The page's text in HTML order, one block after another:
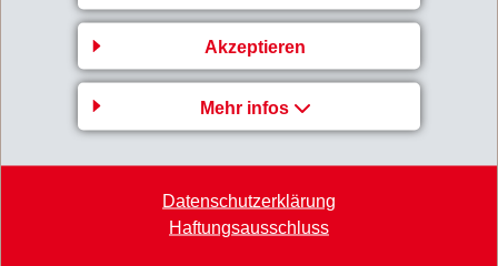
Akzeptieren
Mehr infos
Datenschutzerklärung
Haftungsausschluss
Anfang 2009 führten weltweit verschiedene Produktionsstandorte
Kurzarbeit ein. Die eigenen Lagerbestände wurden reduziert und das
Debitorenmanagement verschärft. So gelang es, im ersten Quartal 2009
trotz deutlich tieferem Umsatz einen höheren Operativen Cash Flow von
3-Monatsbericht_2009.pdf